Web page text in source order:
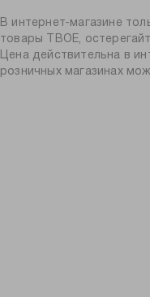
состав:
100%
силуэт:
тип посадки:
узор:
глажение вывернутой
глажение при 150ºС
химчистка запрещена
В интернет-магазине
товары ТВОЕ,
Цена действительна в
розничных магазинах